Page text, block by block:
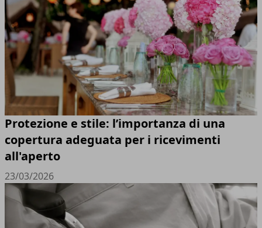
Protezione e stile: l’importanza di una
copertura adeguata per i ricevimenti
all'aperto
23/03/2026